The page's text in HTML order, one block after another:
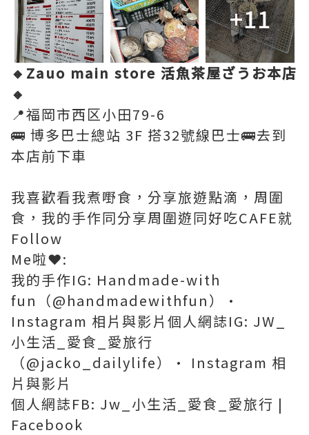
+11
🔸Zauo main store 活魚茶屋ざうお本店
🔸
📍福岡市西区小田79-6
🚌 博多巴士總站 3F 搭32號線巴士🚌去到
本店前下車
我喜歡看我煮嘢食，分享旅遊點滴，周圍
食，我的手作同分享周圍遊同好吃CAFE就
Follow
Me啦❤️:
我的手作IG: Handmade-with
fun（@handmadewithfun）•
Instagram 相片與影片個人網誌IG: JW_
小生活_愛食_愛旅行
（@jacko_dailylife）• Instagram 相
片與影片
個人網誌FB: Jw_小生活_愛食_愛旅行 |
Facebook